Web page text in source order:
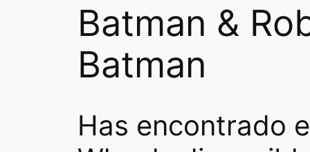
Batman &
Batman
Has encontrado